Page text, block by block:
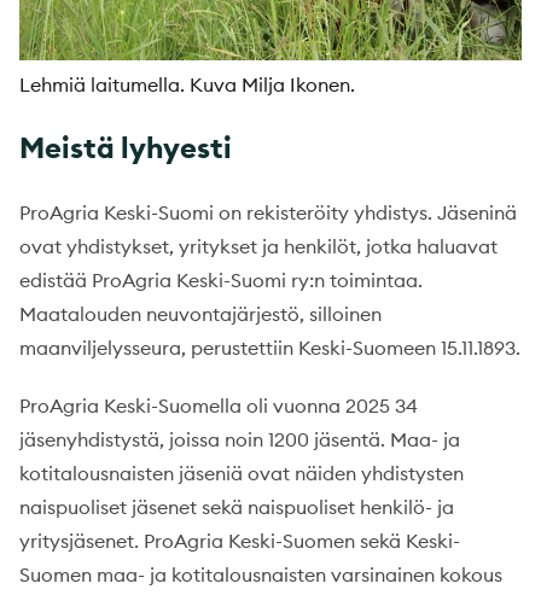
Lehmiä laitumella. Kuva Milja Ikonen.
Meistä lyhyesti
ProAgria Keski-Suomi on rekisteröity yhdistys. Jäseninä
ovat yhdistykset, yritykset ja henkilöt, jotka haluavat
edistää ProAgria Keski-Suomi ry:n toimintaa.
Maatalouden neuvontajärjestö, silloinen
maanviljelysseura, perustettiin Keski-Suomeen 15.11.1893.
ProAgria Keski-Suomella oli vuonna 2025 34
jäsenyhdistystä, joissa noin 1200 jäsentä. Maa- ja
kotitalousnaisten jäseniä ovat näiden yhdistysten
naispuoliset jäsenet sekä naispuoliset henkilö- ja
yritysjäsenet. ProAgria Keski-Suomen sekä Keski-
Suomen maa- ja kotitalousnaisten varsinainen kokous